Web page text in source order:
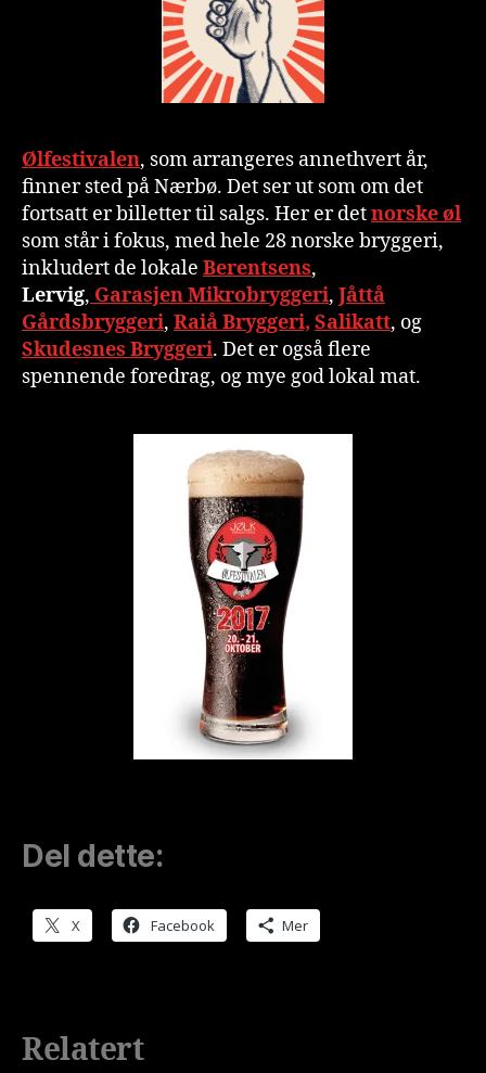
Ølfestivalen, som arrangeres annethvert år,
finner sted på Nærbø. Det ser ut som om det
fortsatt er billetter til salgs. Her er detnorske øl
som står i fokus, med hele 28 norske bryggeri,
inkludert de lokale Berentsens,
Lervig, Garasjen Mikrobryggeri, Jåttå
Gårdsbryggeri, Raiå Bryggeri, Salikatt, og
Skudesnes Bryggeri. Det er også flere
spennende foredrag, og mye god lokal mat.
Del dette:
X Facebook Mer
Relatert